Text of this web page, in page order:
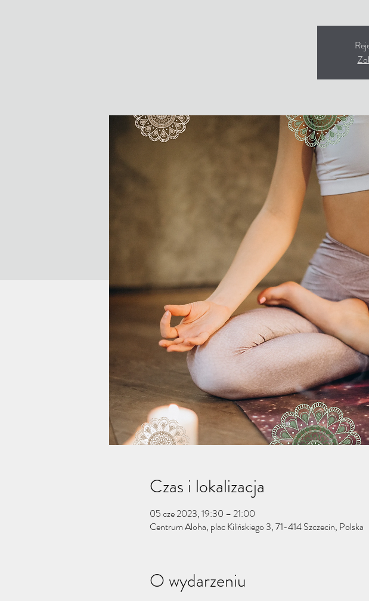
Czas i lokalizacja
05 cze 2023, 19:30 – 21:00
Centrum Aloha, plac Kilińskiego 3, 71-414 Szczecin, Polska
O wydarzeniu